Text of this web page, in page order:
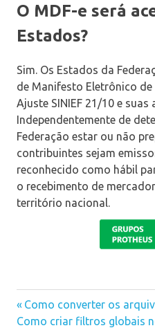
O MDF-e será
Estados?
Sim. Os Estados da
de Manifesto Eletrônico
Ajuste SINIEF 21/10 e suas
Independentemente de
Federação estar ou não
contribuintes sejam
reconhecido como hábil
o recebimento de
território nacional.
manifesto
o
Navegação
Previous
Post:
Como converter os
Next
Como criar filtros globais